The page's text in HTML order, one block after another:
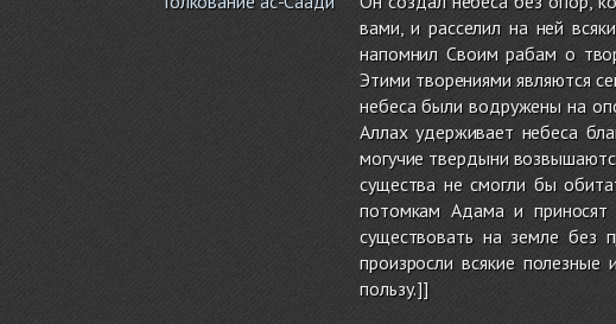
вами, и расселил на ней
напомнил Своим рабам о
Этими творениями являются
небеса были водружены на
Аллах удерживает небеса
могучие твердыни
существа не смогли бы
потомкам Адама и приносят
существовать на земле без
произросли всякие
пользу.]]